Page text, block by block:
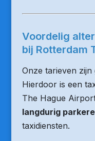
Voordelig
bij Rotterdam
Onze tarieven zijn
Hierdoor is een
The Hague
langdurig
taxidiensten.